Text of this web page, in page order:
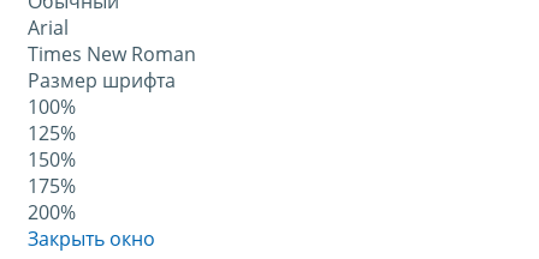
Arial
Times New Roman
Размер шрифта
100%
125%
150%
175%
200%
Закрыть окно